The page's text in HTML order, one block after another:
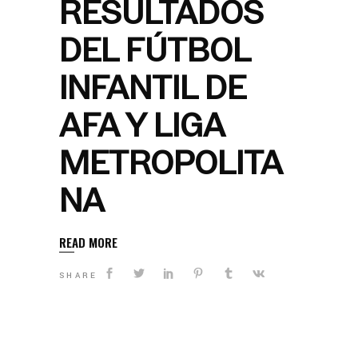
RESULTADOS
DEL FÚTBOL
INFANTIL DE
AFA Y LIGA
METROPOLITA
NA
READ MORE
SHARE